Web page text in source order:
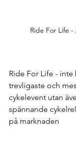
Ride For Life -
Ride For Life - inte
trevligaste och
cykelevent utan
spännande
på marknaden